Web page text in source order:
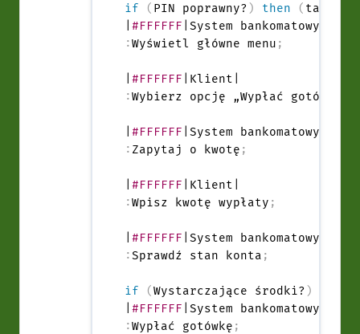
if ( PIN poprawny? ) then ( tak
#FFFFFF
:Wyświetl główne menu ;
#FFFFFF
:Wybierz opcję „Wypłać gotówkę”
#FFFFFF
: Zapytaj o kwotę ;
#FFFFFF
:Wpisz kwotę wypłaty ;
#FFFFFF
:Sprawdź stan konta ;
if (Wystarczające środki? )
#FFFFFF
:Wypłać gotówkę ;